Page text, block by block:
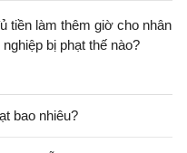
tiền làm thêm giờ cho nhân
bị phạt thế nào?
bao nhiêu?